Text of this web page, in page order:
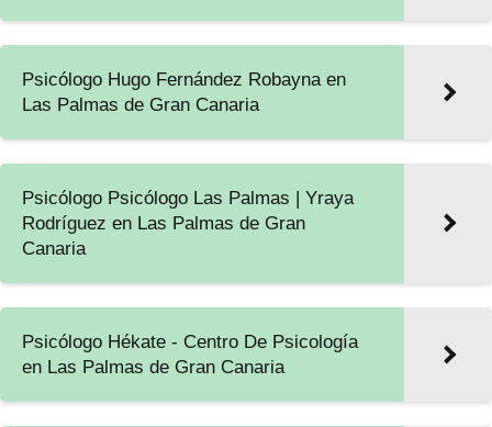
Psicólogo Hugo Fernández Robayna en
Las Palmas de Gran Canaria
Psicólogo Psicólogo Las Palmas | Yraya
Rodríguez en Las Palmas de Gran
Canaria
Psicólogo Hékate - Centro De Psicología
en Las Palmas de Gran Canaria